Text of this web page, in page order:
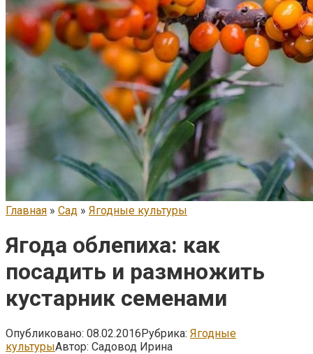
Главная » Сад » Ягодные культуры
Ягода облепиха: как
посадить и размножить
кустарник семенами
Опубликовано: 08.02.2016Рубрика: Ягодные
культурыАвтор: Садовод Ирина